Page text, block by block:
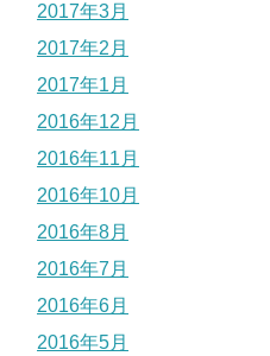
2017年3月
2017年2月
2017年1月
2016年12月
2016年11月
2016年10月
2016年8月
2016年7月
2016年6月
2016年5月